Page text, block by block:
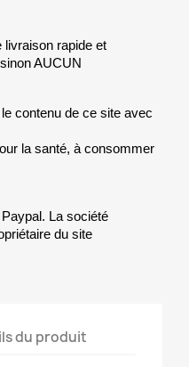
livraison rapide et
AUCUN
contenu de ce site avec
la santé, à consommer
La société
du site
du produit